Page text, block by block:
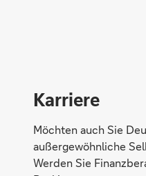
Karriere
Möchten auch Sie
außergewöhnliche
Werden Sie